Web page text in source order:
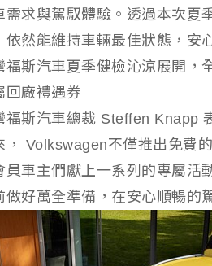
需求與駕馭體驗。透過本次夏
依然能維持車輛最佳狀態，安
福斯汽車夏季健檢沁涼展開，
回廠禮遇券
福斯汽車總裁 Steffen Knapp
， Volkswagen不僅推出免費
員車主們獻上一系列的專屬活
做好萬全準備，在安心順暢的